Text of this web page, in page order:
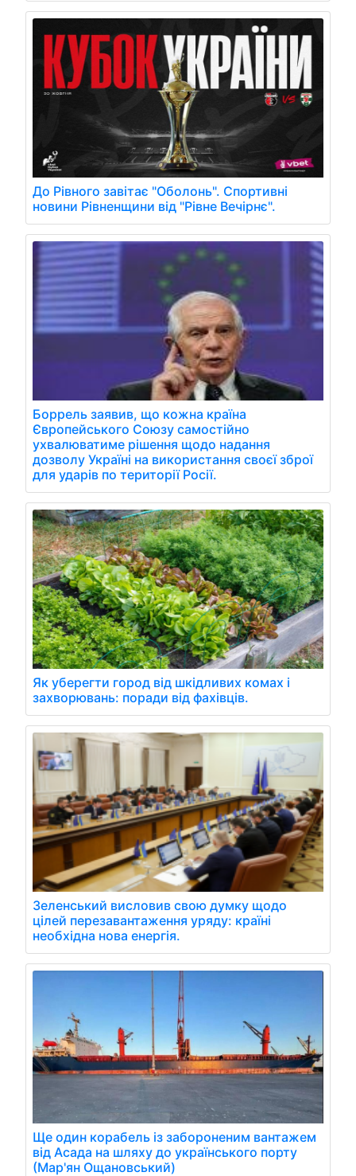
До Рівного завітає "Оболонь". Спортивні
новини Рівненщини від "Рівне Вечірнє".
Боррель заявив, що кожна країна
Європейського Союзу самостійно
ухвалюватиме рішення щодо надання
дозволу Україні на використання своєї зброї
для ударів по території Росії.
Як уберегти город від шкідливих комах і
захворювань: поради від фахівців.
Зеленський висловив свою думку щодо
цілей перезавантаження уряду: країні
необхідна нова енергія.
Ще один корабель із забороненим вантажем
від Асада на шляху до українського порту
(Мар'ян Ощановський)